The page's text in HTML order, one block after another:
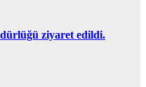
ziyaret edildi.